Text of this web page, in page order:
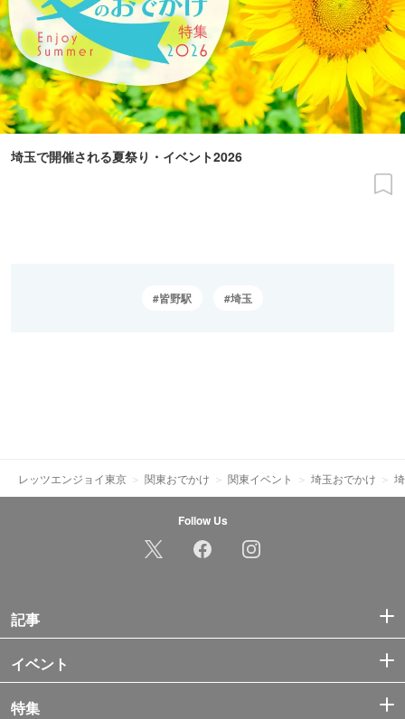
埼玉で開催される夏祭り・イベント2026
皆野駅 埼玉
レッツエンジョイ東京 関東おでかけ 関東イベント 埼玉おでかけ
Follow Us
記事
イベント
特集